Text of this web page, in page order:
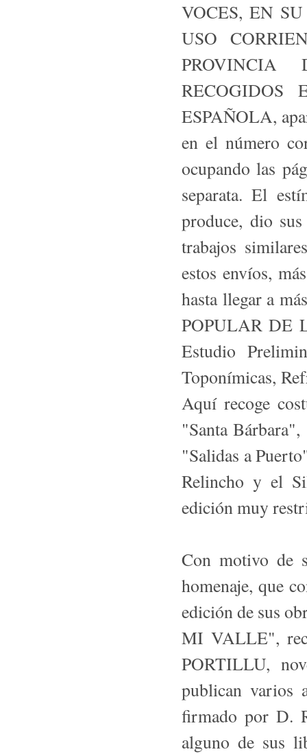
VOCES, EN
USO
ESPAÑOLA,
en el número
ocupando las
separata. El
produce, dio
trabajos
estos envíos,
hasta llegar a
POPULAR DE
Estudio
Toponímicas,
Aquí recoge
"Santa
"Salidas a
Relincho y el
edición muy
Con motivo de
homenaje, que
edición de sus
MI VALLE",
PORTILLU,
publican varios
firmado por D.
alguno de sus